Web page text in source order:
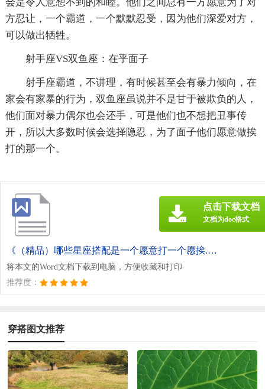
方忍让，一个霸道，一个默默忍受，因为他们深爱对方，
可以做出牺牲。
射手座VS双鱼座：在乎面子
射手座霸道，不讲理，有时候甚至会有暴力倾向，在
家会有家暴的行为，双鱼座虽说并不是甘于被欺负的人，
他们面对暴力偶尔也会还手，可是他们也不想把丑事传
开，所以大多数时候会选择隐忍，为了面子他们愿意做挨
打的那一个。
《（精品）哪些星座搭配是一个愿意打一个愿挨.doc》
将本文的Word文档下载到电脑，方便收藏和打印
推荐度：
点击下载文档
文档为doc格式
穿搭图文推荐